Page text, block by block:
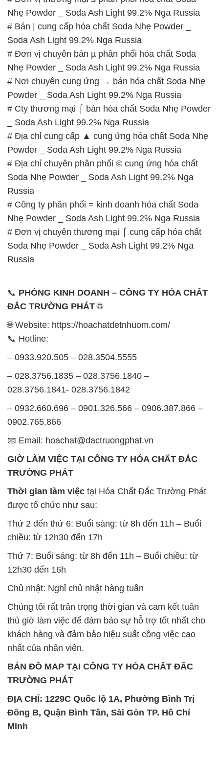
Nhẹ Powder _ Soda Ash Light 99.2% Nga Russia
# Bán | cung cấp hóa chất Soda Nhẹ Powder _
Soda Ash Light 99.2% Nga Russia
# Đơn vị chuyên bán µ phân phối hóa chất Soda
Nhẹ Powder _ Soda Ash Light 99.2% Nga Russia
# Nơi chuyên cung ứng → bán hóa chất Soda Nhẹ
Powder _ Soda Ash Light 99.2% Nga Russia
# Cty thương mại ⌠ bán hóa chất Soda Nhẹ Powder
_ Soda Ash Light 99.2% Nga Russia
# Địa chỉ cung cấp ▲ cung ứng hóa chất Soda Nhẹ
Powder _ Soda Ash Light 99.2% Nga Russia
# Địa chỉ chuyên phân phối © cung ứng hóa chất
Soda Nhẹ Powder _ Soda Ash Light 99.2% Nga
Russia
# Công ty phân phối = kinh doanh hóa chất Soda
Nhẹ Powder _ Soda Ash Light 99.2% Nga Russia
# Đơn vị chuyên thương mại ⌠ cung cấp hóa chất
Soda Nhẹ Powder _ Soda Ash Light 99.2% Nga
Russia
📞 PHÒNG KINH DOANH – CÔNG TY HÓA CHẤT
ĐẮC TRƯỜNG PHÁT🌐
🌐 Website: https://hoachatdetnhuom.com/
📞 Hotline:
– 0933.920.505 – 028.3504.5555
– 028.3756.1835 – 028.3756.1840 –
028.3756.1841- 028.3756.1842
– 0932.660.696 – 0901.326.566 – 0906.387.866 –
0902.765.866
📧 Email: hoachat@dactruongphat.vn
GIỜ LÀM VIỆC TẠI CÔNG TY HÓA CHẤT ĐẮC
TRƯỜNG PHÁT
Thời gian làm việc tại Hóa Chất Đắc Trường Phát
được tổ chức như sau:
Thứ 2 đến thứ 6: Buổi sáng: từ 8h đến 11h – Buổi
chiều: từ 12h30 đến 17h
Thứ 7: Buổi sáng: từ 8h đến 11h – Buổi chiều: từ
12h30 đến 16h
Chủ nhật: Nghỉ chủ nhật hàng tuần
Chúng tôi rất trân trọng thời gian và cam kết tuân
thủ giờ làm việc để đảm bảo sự hỗ trợ tốt nhất cho
khách hàng và đảm bảo hiệu suất công việc cao
nhất của nhân viên.
BẢN ĐỒ MAP TẠI CÔNG TY HÓA CHẤT ĐẮC
TRƯỜNG PHÁT
ĐỊA CHỈ: 1229C Quốc lộ 1A, Phường Bình Trị
Đông B, Quận Bình Tân, Sài Gòn TP. Hồ Chí
Minh